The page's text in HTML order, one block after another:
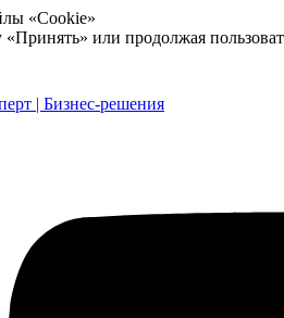
«Cookie»
или продолжая
| Бизнес-решения